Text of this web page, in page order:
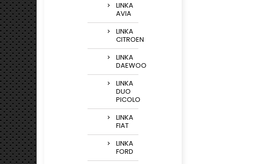
LINKA
AVIA
LINKA
CITROEN
LINKA
DAEWOO
LINKA
DUO
PICOLO
LINKA
FIAT
LINKA
FORD